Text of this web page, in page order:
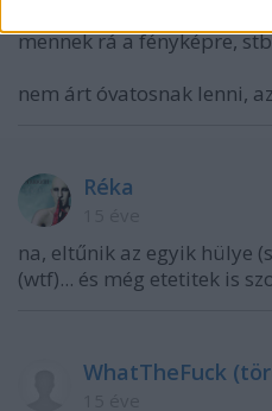
mennek rá a fényképre,
nem árt óvatosnak lenni,
Réka ‎
na, eltűnik az egyik hülye
(wtf)... és még etetitek is
WhatTheFuck